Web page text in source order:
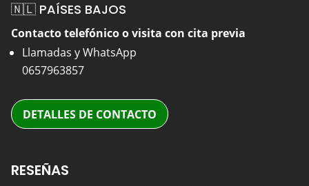
🇳🇱 PAÍSES BAJOS
Contacto telefónico o visita con cita previa
Llamadas y WhatsApp
0657963857
DETALLES DE CONTACTO
RESEÑAS